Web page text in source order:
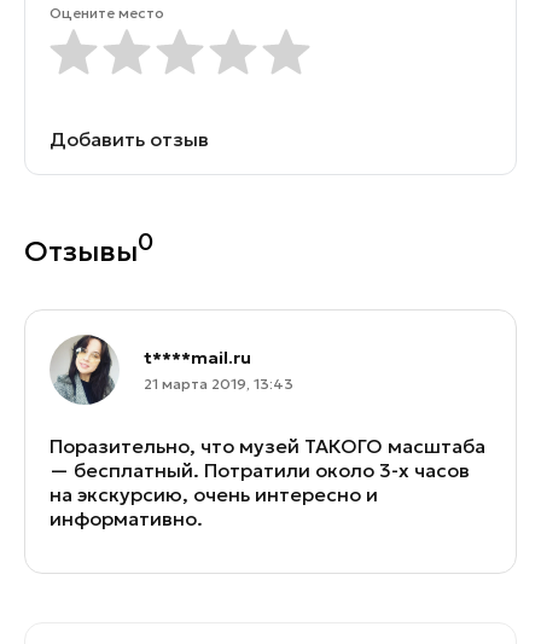
Оцените место
Добавить отзыв
Отзывы0
t****mail.ru
21 марта 2019, 13:43
Поразительно, что музей ТАКОГО масштаба
— бесплатный. Потратили около 3-х часов
на экскурсию, очень интересно и
информативно.